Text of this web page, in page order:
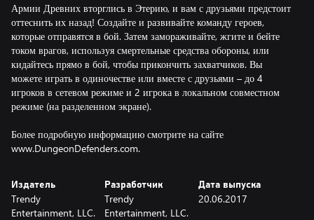
Армии Древних вторглись в Этерию, и вам с друзьями предстоит
оттеснить их назад! Создайте и развивайте команду героев,
которые отправятся в бой. Затем замораживайте, жгите и бейте
током врагов, используя смертельные средства обороны, или
кидайтесь прямо в бой, чтобы прикончить захватчиков. Вы
можете играть в одиночестве или вместе с друзьями – до 4
игроков в сетевом режиме и 2 игрока в локальном совместном
режиме (на разделенном экране).
Более подробную информацию смотрите на сайте
www.DungeonDefenders.com.
Издатель
Trendy
Entertainment, LLC.
Разработчик
Trendy
Entertainment, LLC.
Дата выпуска
20.06.2017